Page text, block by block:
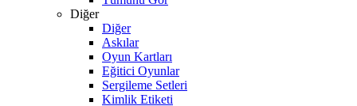
Diğer
Diğer
Askılar
Oyun Kartları
Eğitici Oyunlar
Sergileme Setleri
Kimlik Etiketi